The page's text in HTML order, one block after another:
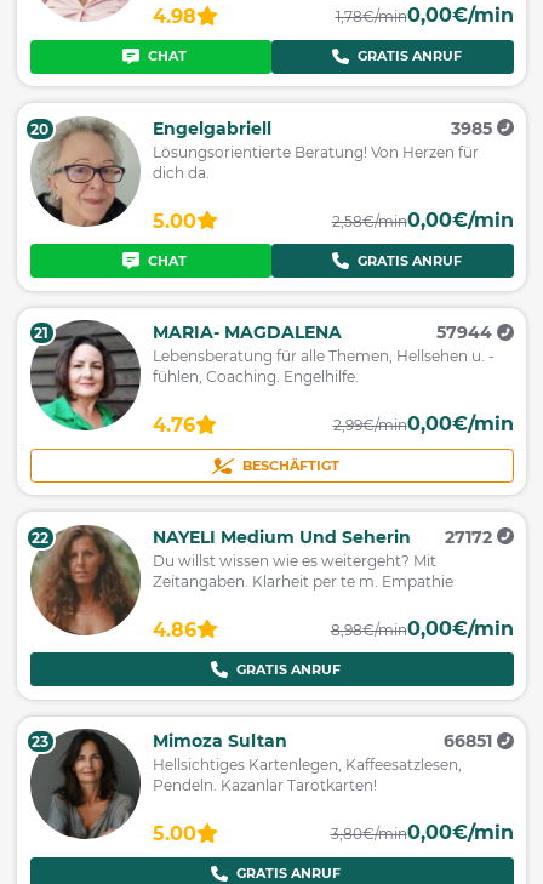
4.98 1,78€/min0,00€/min
CHAT GRATIS ANRUF
20 Engelgabriell 3985
Lösungsorientierte Beratung! Von Herzen für
dich da.
5.00 2,58€/min0,00€/min
CHAT GRATIS ANRUF
21 MARIA- MAGDALENA 57944
Lebensberatung für alle Themen, Hellsehen u. -
fühlen, Coaching. Engelhilfe.
4.76 2,99€/min0,00€/min
BESCHÄFTIGT
22 NAYELI Medium Und Seherin 27172
Du willst wissen wie es weitergeht? Mit
Zeitangaben. Klarheit per te m. Empathie
4.86 8,98€/min0,00€/min
GRATIS ANRUF
23 Mimoza Sultan 66851
Hellsichtiges Kartenlegen, Kaffeesatzlesen,
Pendeln. Kazanlar Tarotkarten!
5.00 3,80€/min0,00€/min
GRATIS ANRUF